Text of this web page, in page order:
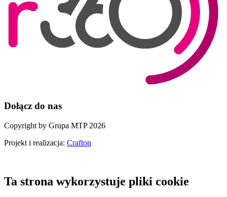
Dołącz do nas
Copyright by Grupa MTP 2026
Projekt i realizacja: Crafton
Ta strona wykorzystuje pliki cookie